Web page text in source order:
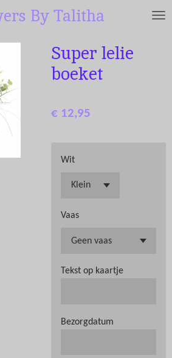
By Talitha
Super lelie
boeket
€ 12,95
Wit
Vaas
Tekst op kaartje
Bezorgdatum